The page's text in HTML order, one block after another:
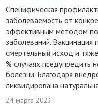
Специфическая
заболеваемость от
эффективным методом
заболеваний. Вакцинация
смертельный исход и
% случаях предупредить
болезни. Благодаря
ликвидирована
24 марта 2023